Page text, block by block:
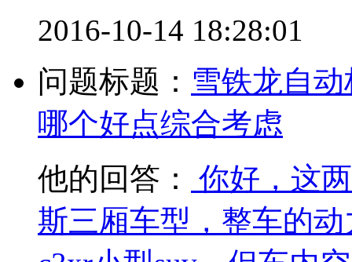
2016-10-14 18:28:01
问题标题： 雪铁龙自
哪个好点综合考虑
他的回答：
你好，这
斯三厢车型，整车的